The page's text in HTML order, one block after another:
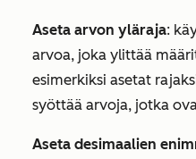
Aseta arvon yläraja:
arvoa, joka ylittää
esimerkiksi asetat
syöttää arvoja, jotka
Aseta desimaalien